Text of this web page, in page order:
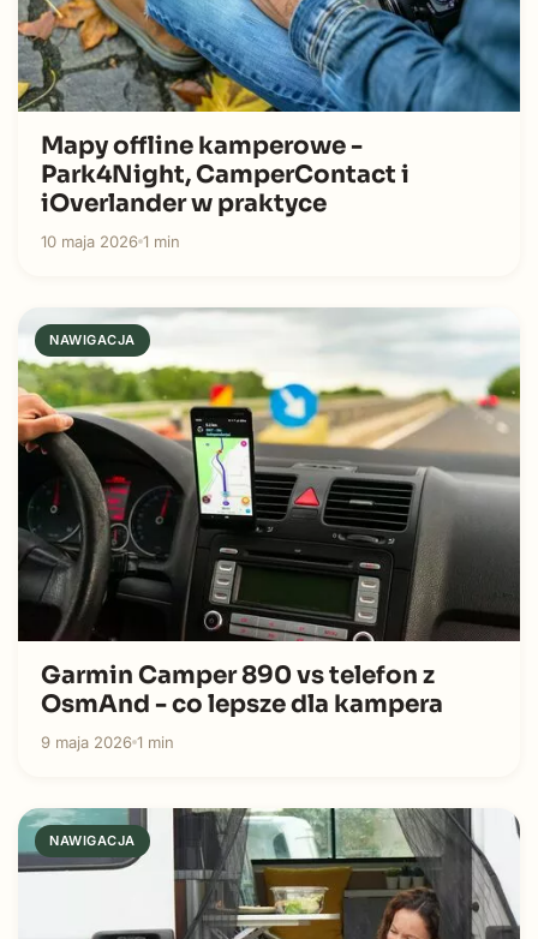
Mapy offline kamperowe -
Park4Night, CamperContact i
iOverlander w praktyce
10 maja 2026 1 min
NAWIGACJA
Garmin Camper 890 vs telefon z
OsmAnd - co lepsze dla kampera
9 maja 2026 1 min
NAWIGACJA